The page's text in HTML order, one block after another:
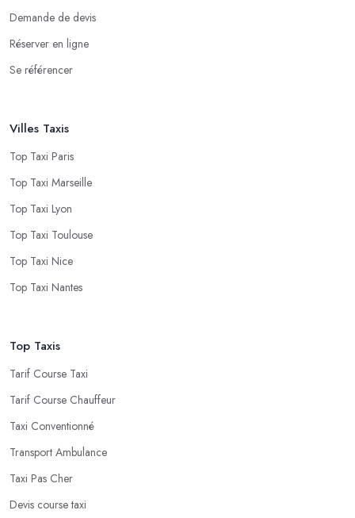
Demande de devis
Réserver en ligne
Se référencer
Villes Taxis
Top Taxi Paris
Top Taxi Marseille
Top Taxi Lyon
Top Taxi Toulouse
Top Taxi Nice
Top Taxi Nantes
Top Taxis
Tarif Course Taxi
Tarif Course Chauffeur
Taxi Conventionné
Transport Ambulance
Taxi Pas Cher
Devis course taxi